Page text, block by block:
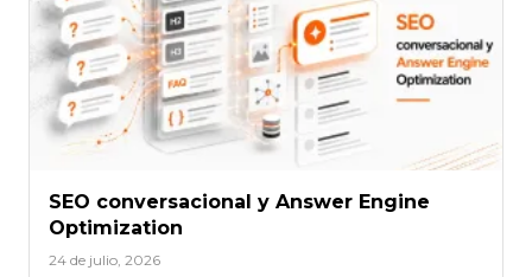
SEO conversacional y Answer Engine
Optimization
24 de julio, 2026